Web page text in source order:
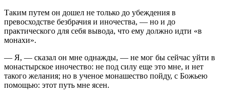
Таким путем он дошел не только до убеждения в
превосходстве безбрачия и иночества, — но и до
практического для себя вывода, что ему должно идти «в
монахи».
— Я, — сказал он мне однажды, — не мог бы сейчас уйти в
монастырское иночество: не под силу еще это мне, и нет
такого желания; но в ученое монашество пойду, с Божьею
помощью: этот путь мне ясен.